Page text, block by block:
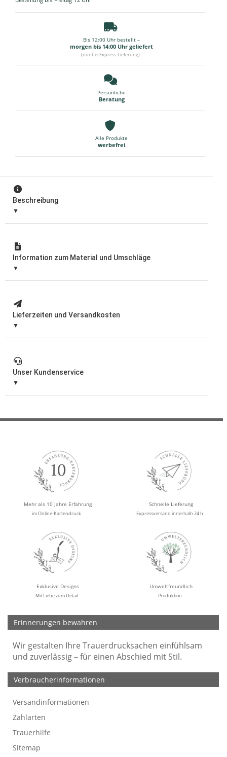
Bis 12:00 Uhr bestellt –
morgen bis 14:00 Uhr geliefert
(nur bei Express-Lieferung)
Persönliche
Beratung
Alle Produkte
werbefrei
Beschreibung
Information zum Material und Umschläge
Lieferzeiten und Versandkosten
Unser Kundenservice
Mehr als 10 Jahre Erfahrung
im Online-Kartendruck
Schnelle Lieferung
Expressversand innerhalb 24 h
Exklusive Designs
Mit Liebe zum Detail
Umweltfreundlich
Produktion
Erinnerungen bewahren
Wir gestalten Ihre Trauerdrucksachen einfühlsam
und zuverlässig – für einen Abschied mit Stil.
Verbraucherinformationen
Versandinformationen
Zahlarten
Trauerhilfe
Sitemap
Werbefreie Trauerkarten
Tipps
So bestellen Sie
Preise und Muster
Texte für Trauerkarten
Texte für Kondolenzkarten